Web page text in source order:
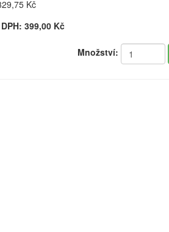
Kč
399,00Kč
Množství: